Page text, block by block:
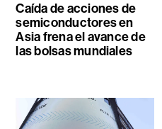
Caída de acciones de
semiconductores en
Asia frena el avance de
las bolsas mundiales